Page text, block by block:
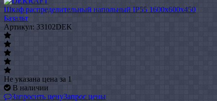
Шкаф распределительный напольный IP55 1600х600х450
Базальт
Артикул: 33102DEK
Не указана цена за 1
В наличии
Запросить ценуЗапрос цены